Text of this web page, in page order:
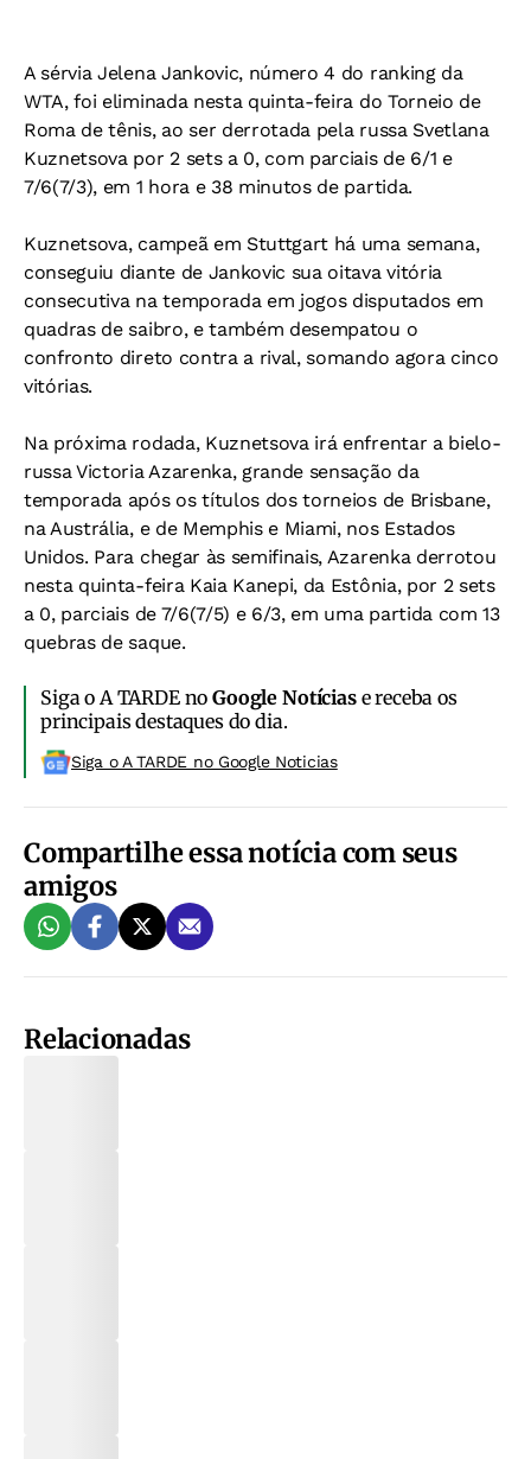
A sérvia Jelena Jankovic, número 4 do ranking da
WTA, foi eliminada nesta quinta-feira do Torneio de
Roma de tênis, ao ser derrotada pela russa Svetlana
Kuznetsova por 2 sets a 0, com parciais de 6/1 e
7/6(7/3), em 1 hora e 38 minutos de partida.
Kuznetsova, campeã em Stuttgart há uma semana,
conseguiu diante de Jankovic sua oitava vitória
consecutiva na temporada em jogos disputados em
quadras de saibro, e também desempatou o
confronto direto contra a rival, somando agora cinco
vitórias.
Na próxima rodada, Kuznetsova irá enfrentar a bielo-
russa Victoria Azarenka, grande sensação da
temporada após os títulos dos torneios de Brisbane,
na Austrália, e de Memphis e Miami, nos Estados
Unidos. Para chegar às semifinais, Azarenka derrotou
nesta quinta-feira Kaia Kanepi, da Estônia, por 2 sets
a 0, parciais de 7/6(7/5) e 6/3, em uma partida com 13
quebras de saque.
Siga o A TARDE noGoogle Notíciase receba os
principais destaques do dia.
Siga o A TARDE no Google Noticias
Compartilhe essa notícia com seus
amigos
Relacionadas